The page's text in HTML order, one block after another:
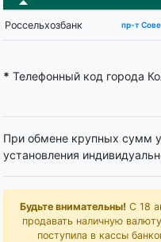
Россельхозбанк пр-т
* Телефонный код города
При обмене крупных сумм
установления
Будьте внимательны! С 18
продавать наличную
поступила в кассы